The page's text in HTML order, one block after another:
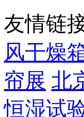
友情链
风干燥
帘展 北
恒湿试